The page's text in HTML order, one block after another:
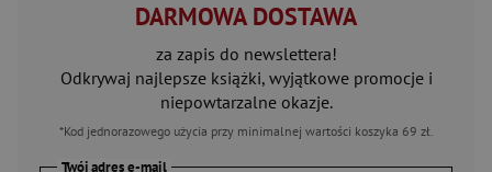
DARMOWA DOSTAWA
za zapis do newslettera!
Odkrywaj najlepsze książki, wyjątkowe promocje i
niepowtarzalne okazje.
*Kod jednorazowego użycia przy minimalnej wartości koszyka 69 zł.
Twój adres e-mail